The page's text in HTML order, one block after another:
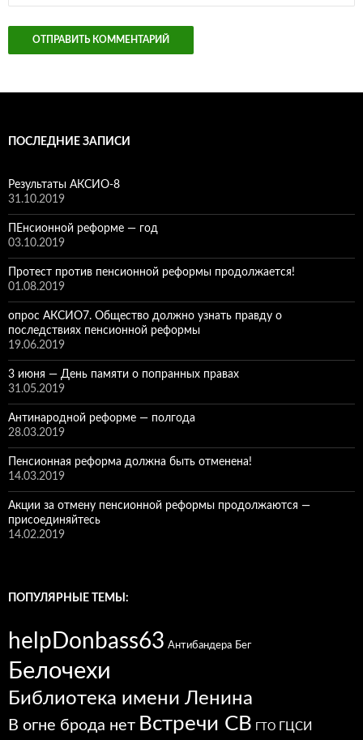
ПОСЛЕДНИЕ ЗАПИСИ
Результаты АКСИО-8
31.10.2019
ПЕнсионной реформе — год
03.10.2019
Протест против пенсионной реформы продолжается!
01.08.2019
опрос АКСИО7. Общество должно узнать правду о
последствиях пенсионной реформы
19.06.2019
3 июня — День памяти о попранных правах
31.05.2019
Антинародной реформе — полгода
28.03.2019
Пенсионная реформа должна быть отменена!
14.03.2019
Акции за отмену пенсионной реформы продолжаются —
присоединяйтесь
14.02.2019
ПОПУЛЯРНЫЕ ТЕМЫ:
helpDonbass63 Антибандера Бег
Белочехи
Библиотека имени Ленина
В огне брода нет Встречи СВ ГТО ГЦСИ